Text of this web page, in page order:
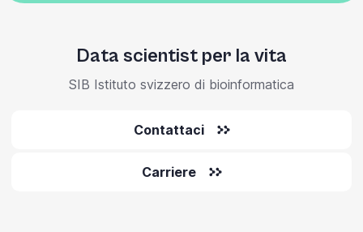
Data scientist per la vita
SIB Istituto svizzero di bioinformatica
Contattaci
Carriere